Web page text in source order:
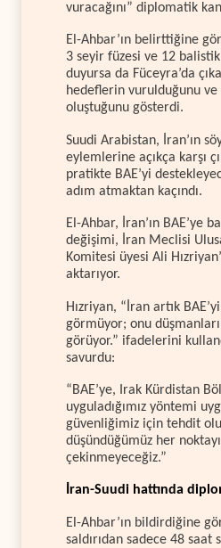
vuracağını” diplomatik
El-Ahbar’ın belirttiğine
3 seyir füzesi ve 12
duyursa da Füceyra’da
hedeflerin vurulduğunu ve
oluştuğunu gösterdi.
Suudi Arabistan, İran’ın
eylemlerine açıkça karşı
pratikte BAE’yi
adım atmaktan kaçındı.
El-Ahbar, İran’ın BAE’ye
değişimi, İran Meclisi
Komitesi üyesi Ali
aktarıyor.
Hızriyan, “İran artık
görmüyor; onu
görüyor.” ifadelerini
savurdu:
“BAE’ye, Irak Kürdistan
uyguladığımız yöntemi
güvenliğimiz için tehdit
düşündüğümüz her
çekinmeyeceğiz.”
İran-Suudi hattında
El-Ahbar’ın bildirdiğine
saldırıdan sadece 48 saat